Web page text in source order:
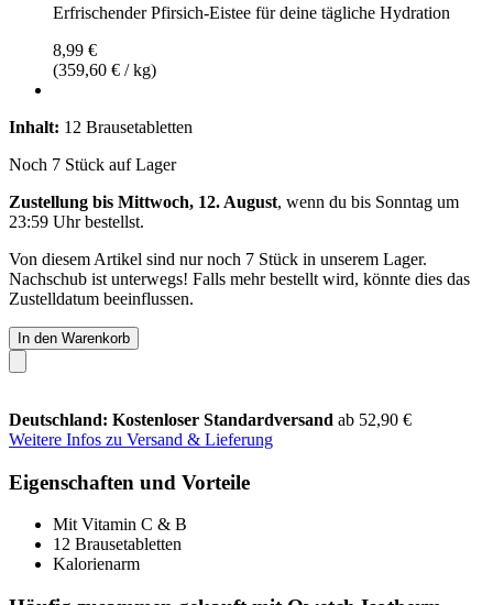
Erfrischender Pfirsich-Eistee für deine tägliche Hydration
8,99 €
(359,60 € / kg)
Inhalt: 12 Brausetabletten
Noch 7 Stück auf Lager
Zustellung bis Mittwoch, 12. August, wenn du bis Sonntag um
23:59 Uhrbestellst.
Von diesem Artikel sind nur noch 7 Stück in unserem Lager.
Nachschub ist unterwegs! Falls mehr bestellt wird, könnte dies das
Zustelldatum beeinflussen.
In den Warenkorb
Deutschland: Kostenloser Standardversand ab 52,90 €
Weitere Infos zu Versand & Lieferung
Eigenschaften und Vorteile
Mit Vitamin C & B
12 Brausetabletten
Kalorienarm